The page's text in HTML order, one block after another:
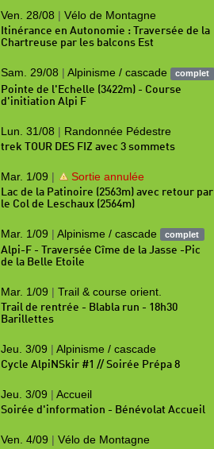
P197 P198 P199 P200 P201
Ven. 28/08 | Vélo de Montagne
Itinérance en Autonomie : Traversée de la
Chartreuse par les balcons Est
Sam. 29/08 | Alpinisme / cascade complet
Pointe de l'Echelle (3422m) - Course
d'initiation Alpi F
Lun. 31/08 | Randonnée Pédestre
trek TOUR DES FIZ avec 3 sommets
Mar. 1/09 | Sortie annulée
Lac de la Patinoire (2563m) avec retour par
le Col de Leschaux (2564m)
Mar. 1/09 | Alpinisme / cascade complet
Alpi-F - Traversée Cîme de la Jasse -Pic
de la Belle Etoile
Mar. 1/09 | Trail & course orient.
Trail de rentrée - Blabla run - 18h30
Barillettes
Jeu. 3/09 | Alpinisme / cascade
Cycle AlpiNSkir #1 // Soirée Prépa 8
Jeu. 3/09 | Accueil
Soirée d'information - Bénévolat Accueil
Ven. 4/09 | Vélo de Montagne